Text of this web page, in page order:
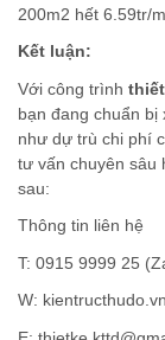
200m2 hết 6.59tr/
Kết luận:
Với công trình
bạn đang chuẩn bị
như dự trù chi phí
tư vấn chuyên sâu
sau:
Thông tin liên hệ
T: 0915 9999 25
W: kientructhudo.vn